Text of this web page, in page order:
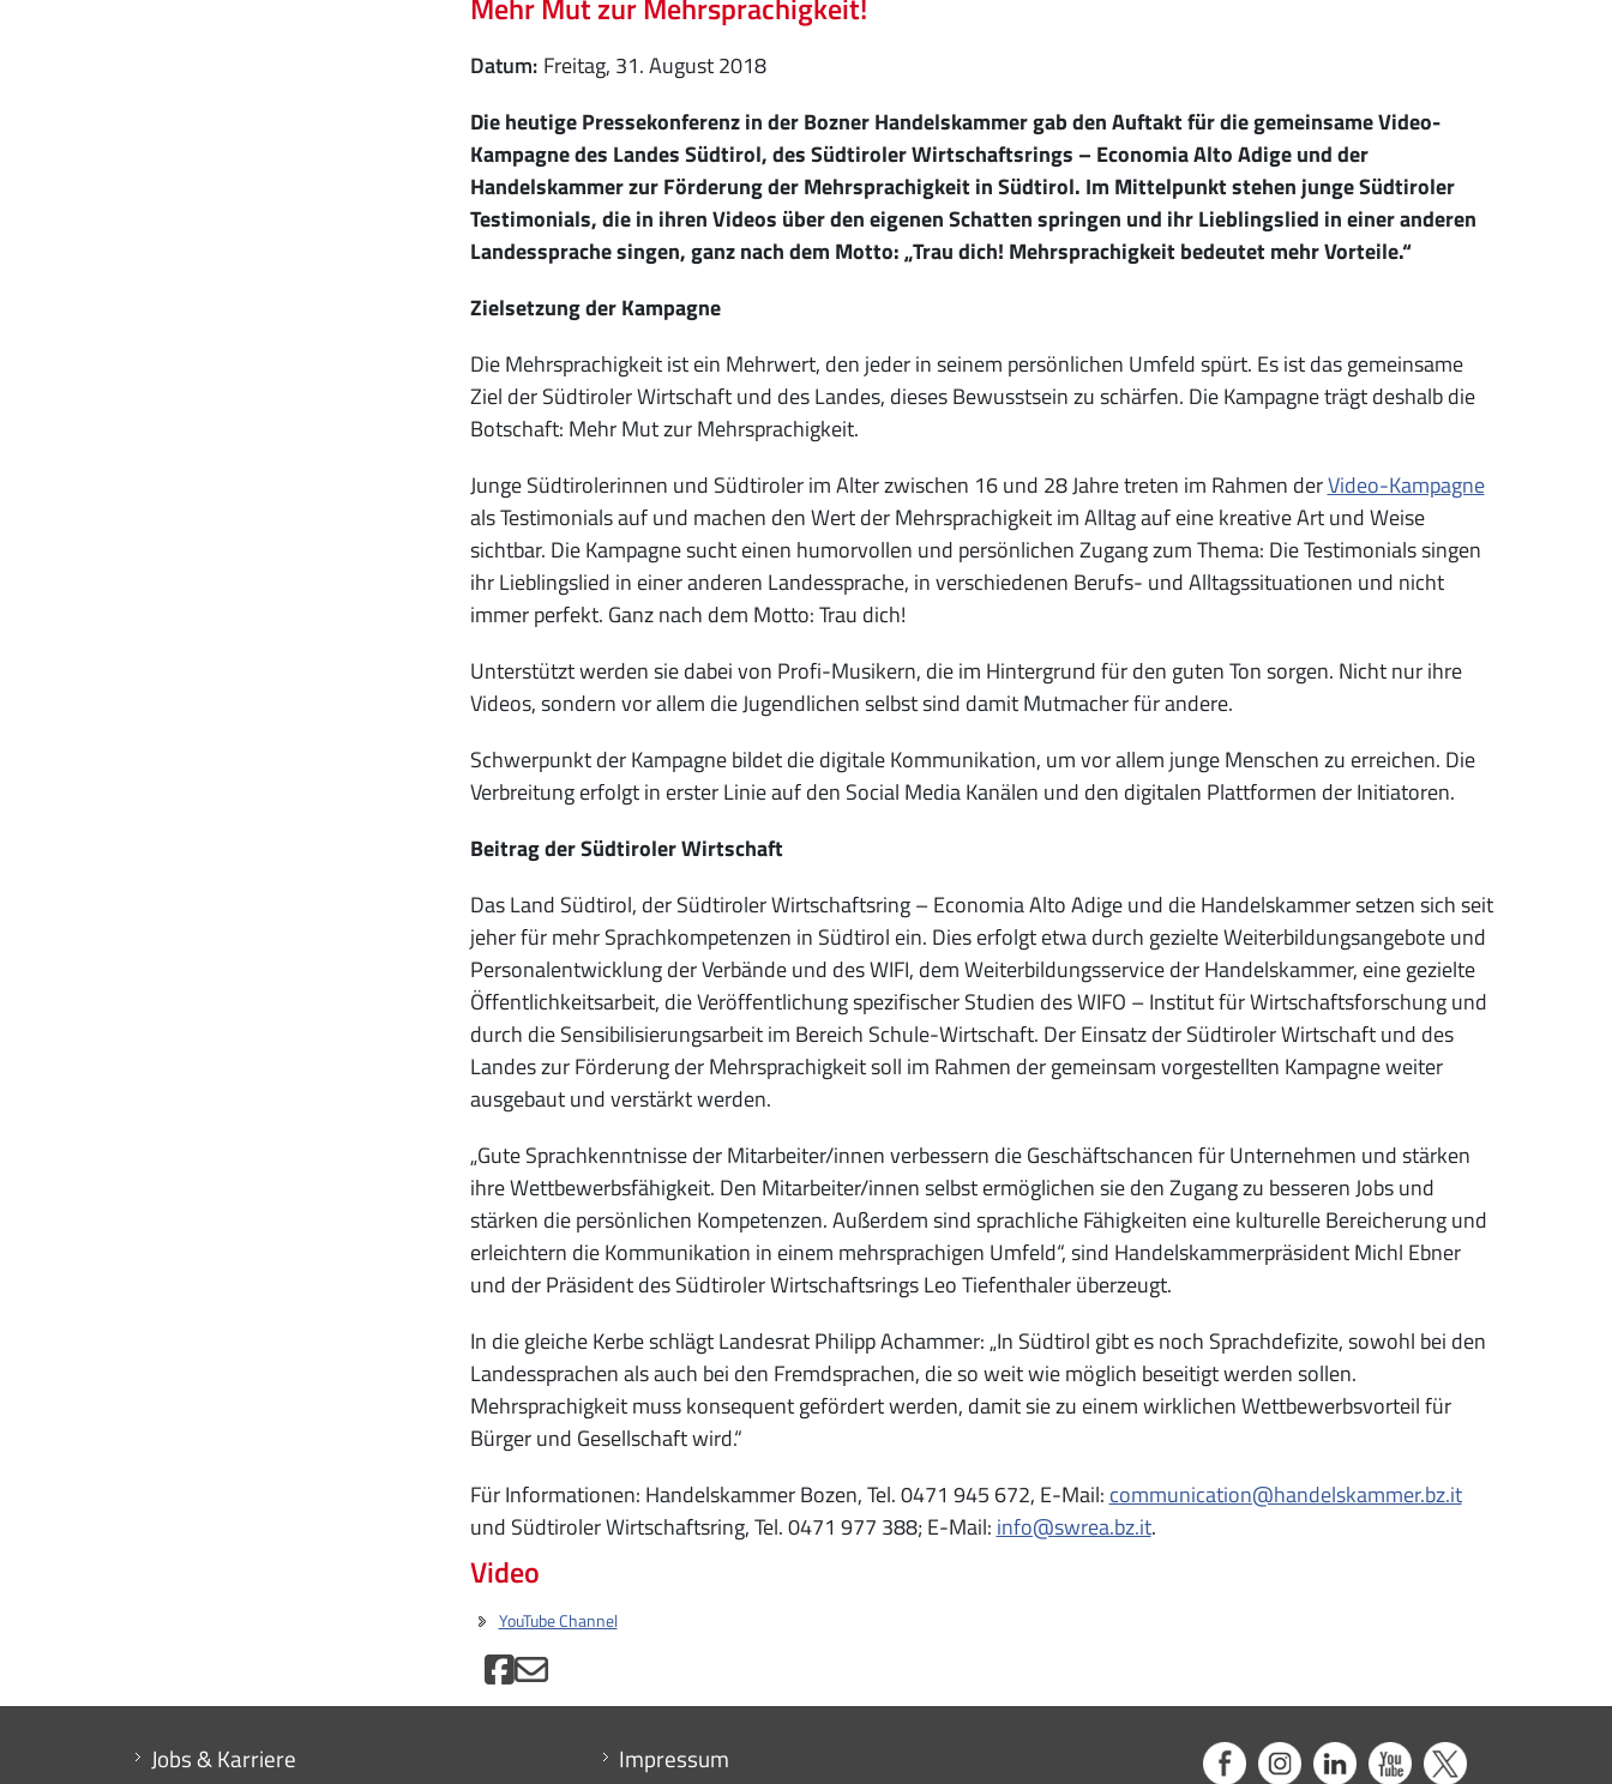
Datum Freitag, 31. August 2018
Die heutige Pressekonferenz in der Bozner Handelskammer gab den Auftakt für die gemeinsame Video-
Kampagne des Landes Südtirol, des Südtiroler Wirtschaftsrings – Economia Alto Adige und der
Handelskammer zur Förderung der Mehrsprachigkeit in Südtirol. Im Mittelpunkt stehen junge Südtiroler
Testimonials, die in ihren Videos über den eigenen Schatten springen und ihr Lieblingslied in einer anderen
Landessprache singen, ganz nach dem Motto: „Trau dich! Mehrsprachigkeit bedeutet mehr Vorteile.“
Zielsetzung der Kampagne
Die Mehrsprachigkeit ist ein Mehrwert, den jeder in seinem persönlichen Umfeld spürt. Es ist das gemeinsame
Ziel der Südtiroler Wirtschaft und des Landes, dieses Bewusstsein zu schärfen. Die Kampagne trägt deshalb die
Botschaft: Mehr Mut zur Mehrsprachigkeit.
Junge Südtirolerinnen und Südtiroler im Alter zwischen 16 und 28 Jahre treten im Rahmen derVideo-Kampagne
als Testimonials auf und machen den Wert der Mehrsprachigkeit im Alltag auf eine kreative Art und Weise
sichtbar. Die Kampagne sucht einen humorvollen und persönlichen Zugang zum Thema: Die Testimonials singen
ihr Lieblingslied in einer anderen Landessprache, in verschiedenen Berufs- und Alltagssituationen und nicht
immer perfekt. Ganz nach dem Motto: Trau dich!
Unterstützt werden sie dabei von Profi-Musikern, die im Hintergrund für den guten Ton sorgen. Nicht nur ihre
Videos, sondern vor allem die Jugendlichen selbst sind damit Mutmacher für andere.
Schwerpunkt der Kampagne bildet die digitale Kommunikation, um vor allem junge Menschen zu erreichen. Die
Verbreitung erfolgt in erster Linie auf den Social Media Kanälen und den digitalen Plattformen der Initiatoren.
Beitrag der Südtiroler Wirtschaft
Das Land Südtirol, der Südtiroler Wirtschaftsring – Economia Alto Adige und die Handelskammer setzen sich seit
jeher für mehr Sprachkompetenzen in Südtirol ein. Dies erfolgt etwa durch gezielte Weiterbildungsangebote und
Personalentwicklung der Verbände und des WIFI, dem Weiterbildungsservice der Handelskammer, eine gezielte
Öffentlichkeitsarbeit, die Veröffentlichung spezifischer Studien des WIFO – Institut für Wirtschaftsforschung und
durch die Sensibilisierungsarbeit im Bereich Schule-Wirtschaft. Der Einsatz der Südtiroler Wirtschaft und des
Landes zur Förderung der Mehrsprachigkeit soll im Rahmen der gemeinsam vorgestellten Kampagne weiter
ausgebaut und verstärkt werden.
„Gute Sprachkenntnisse der Mitarbeiter/innen verbessern die Geschäftschancen für Unternehmen und stärken
ihre Wettbewerbsfähigkeit. Den Mitarbeiter/innen selbst ermöglichen sie den Zugang zu besseren Jobs und
stärken die persönlichen Kompetenzen. Außerdem sind sprachliche Fähigkeiten eine kulturelle Bereicherung und
erleichtern die Kommunikation in einem mehrsprachigen Umfeld“, sind Handelskammerpräsident Michl Ebner
und der Präsident des Südtiroler Wirtschaftsrings Leo Tiefenthaler überzeugt.
In die gleiche Kerbe schlägt Landesrat Philipp Achammer: „In Südtirol gibt es noch Sprachdefizite, sowohl bei den
Landessprachen als auch bei den Fremdsprachen, die so weit wie möglich beseitigt werden sollen.
Mehrsprachigkeit muss konsequent gefördert werden, damit sie zu einem wirklichen Wettbewerbsvorteil für
Bürger und Gesellschaft wird.“
Für Informationen: Handelskammer Bozen, Tel. 0471 945 672, E-Mail: communication@handelskammer.bz.it
und Südtiroler Wirtschaftsring, Tel. 0471 977 388; E-Mail: info@swrea.bz.it.
Video
YouTube Channel
Mini menu di servizio
Jobs & Karriere
Menu footer
Impressum